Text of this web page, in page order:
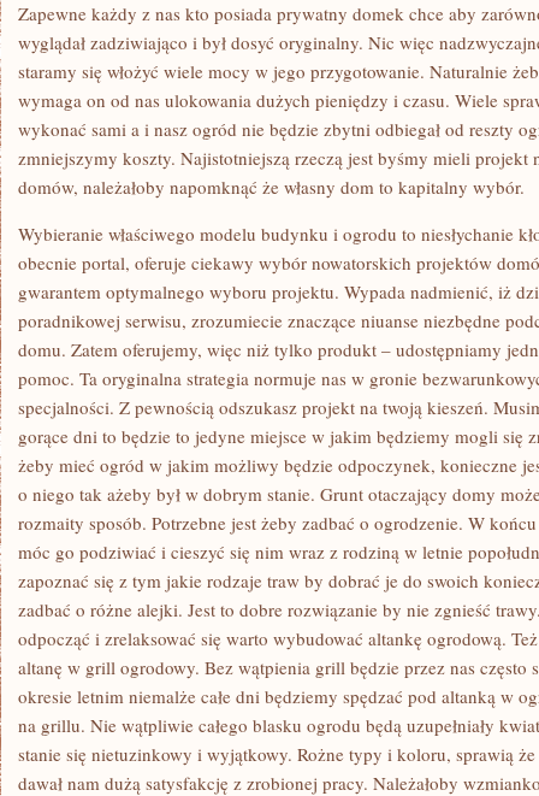
POSIADA
WŁASNY
DOM
CHCE
ŻEBY
ZARÓWNO
ONA
I
JEGO
OGRÓDEK
SIĘ
Zapewne każdy z nas kto posiada prywatny domek chce aby
wyglądał zadziwiająco i był dosyć oryginalny. Nic więc
staramy się włożyć wiele mocy w jego przygotowanie. Naturalnie
wymaga on od nas ulokowania dużych pieniędzy i czasu. Wiele
wykonać sami a i nasz ogród nie będzie zbytni odbiegał od reszty
zmniejszymy koszty. Najistotniejszą rzeczą jest byśmy mieli projekt
domów, należałoby napomknąć że własny dom to kapitalny wybór.
Wybieranie właściwego modelu budynku i ogrodu to niesłychanie
obecnie portal, oferuje ciekawy wybór nowatorskich projektów
gwarantem optymalnego wyboru projektu. Wypada nadmienić, iż
poradnikowej serwisu, zrozumiecie znaczące niuanse niezbędne
domu. Zatem oferujemy, więc niż tylko produkt – udostępniamy
pomoc. Ta oryginalna strategia normuje nas w gronie
specjalności. Z pewnością odszukasz projekt na twoją kieszeń.
gorące dni to będzie to jedyne miejsce w jakim będziemy mogli się
żeby mieć ogród w jakim możliwy będzie odpoczynek, konieczne
o niego tak ażeby był w dobrym stanie. Grunt otaczający domy
rozmaity sposób. Potrzebne jest żeby zadbać o ogrodzenie. W
móc go podziwiać i cieszyć się nim wraz z rodziną w letnie
zapoznać się z tym jakie rodzaje traw by dobrać je do swoich
zadbać o różne alejki. Jest to dobre rozwiązanie by nie zgnieść
odpocząć i zrelaksować się warto wybudować altankę ogrodową.
altanę w grill ogrodowy. Bez wątpienia grill będzie przez nas często
okresie letnim niemalże całe dni będziemy spędzać pod altanką w
na grillu. Nie wątpliwie całego blasku ogrodu będą uzupełniały
stanie się nietuzinkowy i wyjątkowy. Rożne typy i koloru, sprawią
dawał nam dużą satysfakcję z zrobionej pracy. Należałoby